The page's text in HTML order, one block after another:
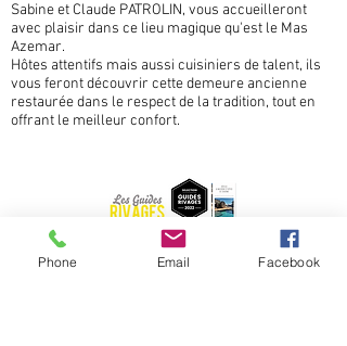
Sabine et Claude PATROLIN, vous accueilleront
avec plaisir dans ce lieu magique qu'est le Mas
Azemar.
Hôtes attentifs mais aussi cuisiniers de talent, ils
vous feront découvrir cette demeure ancienne
restaurée dans le respect de la tradition, tout en
offrant le meilleur confort.
Phone Email Facebook